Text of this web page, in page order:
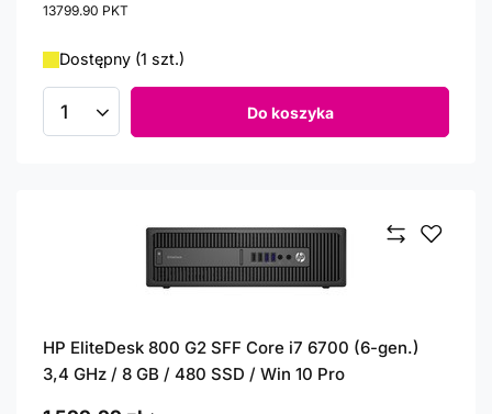
13799.90 PKT
Dostępny (1 szt.)
Ilość produktów Do koszyka
HP EliteDesk 800 G2 SFF Core i7 6700 (6-gen.)
3,4 GHz / 8 GB / 480 SSD / Win 10 Pro